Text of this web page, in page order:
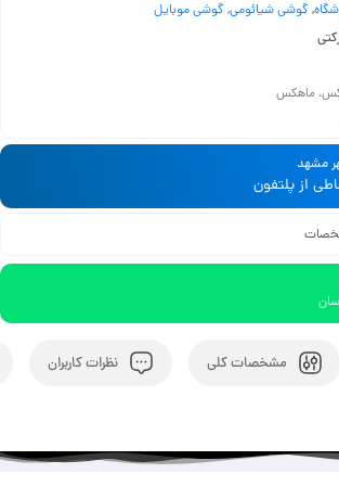
,گوشی شیائومی,گوشی موبایل
ماهکس
مشهد
از پلتفون
مشخصات کلی نظرات کاربران